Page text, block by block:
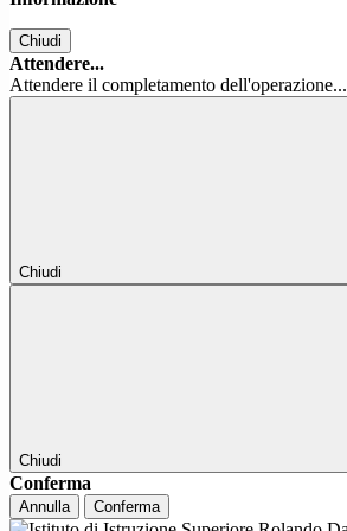
Chiudi
Attendere...
Attendere il completamento dell'operazione...
Chiudi
Chiudi
Conferma
Annulla Conferma